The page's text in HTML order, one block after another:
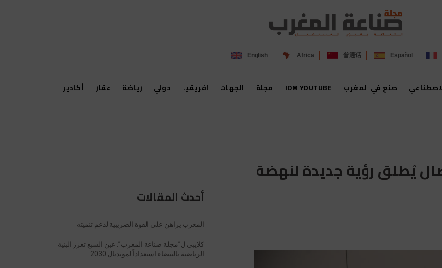
Español
普通话
Africa
English
صنع في المغرب IDM YOUTUBE مجلة الجهات افريقيا دولي رياضة عقار أكادير
أحدث المقالات
المغرب يراهن على القوة الضريبية لدعم تنميته
كلايبي ل”مجلة صناعة المغرب”: عين السبع تعزز البنية
الرياضية بالبيضاء استعداداً لمونديال 2030
يُطلق رؤية جديدة لنهضة